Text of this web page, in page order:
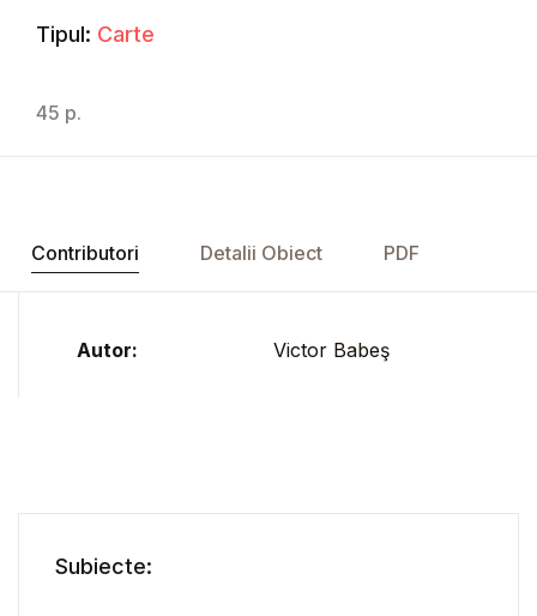
Tipul: Carte
45 p.
Contributori Detalii Obiect PDF
Autor: Victor Babeş
Subiecte: